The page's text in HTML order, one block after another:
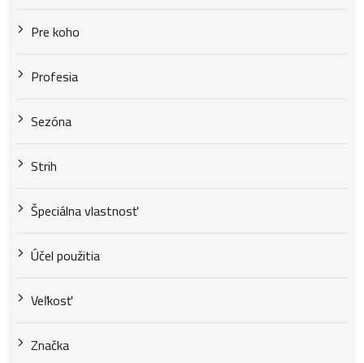
Pre koho
Profesia
Sezóna
Strih
Špeciálna vlastnosť
Účel použitia
Veľkosť
Značka